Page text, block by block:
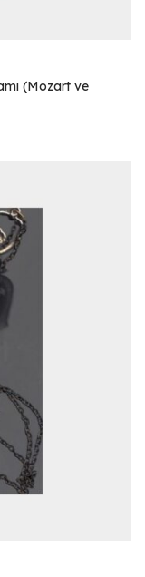
(Mozart ve